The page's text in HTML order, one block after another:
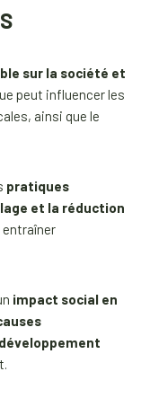
sur la société et
peut influencer les
ainsi que le
pratiques
et la réduction
entraîner
impact social en